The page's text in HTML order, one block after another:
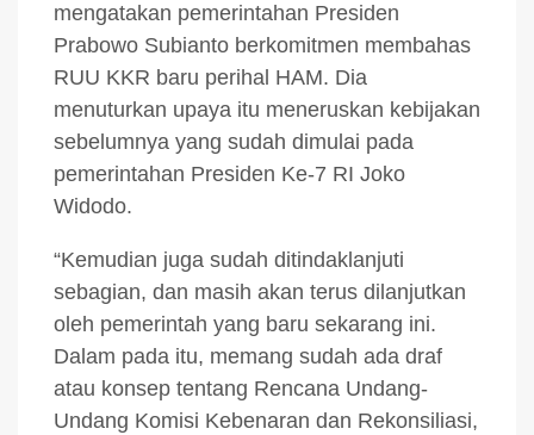
mengatakan pemerintahan Presiden
Prabowo Subianto berkomitmen membahas
RUU KKR baru perihal HAM. Dia
menuturkan upaya itu meneruskan kebijakan
sebelumnya yang sudah dimulai pada
pemerintahan Presiden Ke-7 RI Joko
Widodo.
“Kemudian juga sudah ditindaklanjuti
sebagian, dan masih akan terus dilanjutkan
oleh pemerintah yang baru sekarang ini.
Dalam pada itu, memang sudah ada draf
atau konsep tentang Rencana Undang-
Undang Komisi Kebenaran dan Rekonsiliasi,